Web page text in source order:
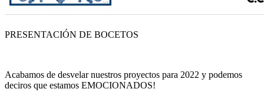
PRESENTACIÓN DE BOCETOS
Acabamos de desvelar nuestros proyectos para 2022 y podemos
deciros que estamos EMOCIONADOS!